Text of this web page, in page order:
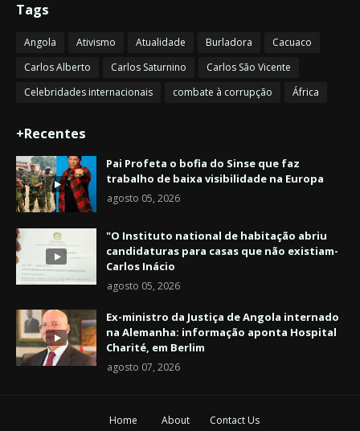
Tags
Angola Ativismo Atualidade Burladora
Cacuaco
Carlos Alberto
Carlos Saturnino
Carlos São Vicente
Celebridades internacionais
combate à corrupção África
+Recentes
Pai Profeta o bofia do Sinse que faz
trabalho de baixa visibilidade na Europa
agosto 05, 2026
"O Instituto national de habitação abriu
candidaturas para casas que não existiam-
Carlos Inácio
agosto 05, 2026
Ex-ministro da Justiça de Angola internado
na Alemanha: informação aponta Hospital
Charité, em Berlim
agosto 07, 2026
Home About Contact Us